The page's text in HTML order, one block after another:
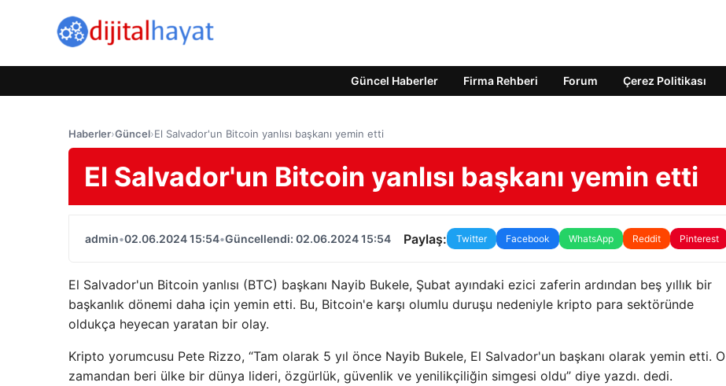
Güncel Haberler Firma Rehberi Forum Çerez Politikası
Haberler›Güncel›El Salvador'un Bitcoin yanlısı başkanı yemin etti
El Salvador'un Bitcoin yanlısı başkanı yemin etti
admin•02.06.2024 15:54•Güncellendi: 02.06.2024 15:54 Paylaş: Twitter Facebook WhatsApp Reddit Pinterest
El Salvador'un Bitcoin yanlısı (BTC) başkanı Nayib Bukele, Şubat ayındaki ezici zaferin ardından beş yıllık bir
başkanlık dönemi daha için yemin etti. Bu, Bitcoin'e karşı olumlu duruşu nedeniyle kripto para sektöründe
oldukça heyecan yaratan bir olay.
Kripto yorumcusu Pete Rizzo, “Tam olarak 5 yıl önce Nayib Bukele, El Salvador'un başkanı olarak yemin etti. O
zamandan beri ülke bir dünya lideri, özgürlük, güvenlik ve yenilikçiliğin simgesi oldu” diye yazdı. dedi.